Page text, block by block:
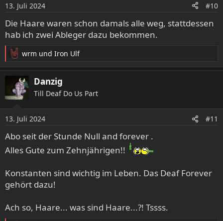
n
e
n
:
13. Juli 2024 #10
Die Haare waren schon damals alle weg, stattdessen
hab ich zwei Ableger dazu bekommen.
R
e
a
t
n
e
n
:
wrm und Iron Ulf
Danzig
Till Deaf Do Us Part
13. Juli 2024 #11
Abo seit der Stunde Null and forever .
Alles Gute zum Zehnjährigen!!
Konstanten sind wichtig im Leben. Das Deaf Forever
gehört dazu!
Ach so, Haare... was sind Haare...?! Tssss.